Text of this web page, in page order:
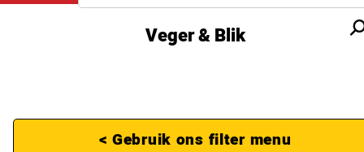
Veger & Blik
< Gebruik ons filter menu